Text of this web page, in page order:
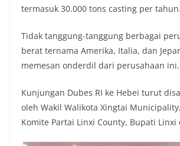
termasuk 30.000 tons casting per tahun.
Tidak tanggung-tanggung berbagai
berat ternama Amerika, Italia, dan
memesan onderdil dari perusahaan ini.
Kunjungan Dubes RI ke Hebei turut
oleh Wakil Walikota Xingtai
Komite Partai Linxi County, Bupati